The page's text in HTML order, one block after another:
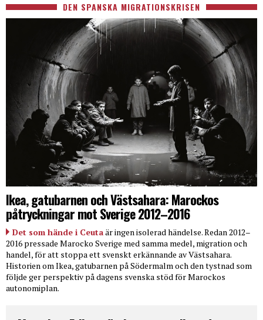
DEN SPANSKA MIGRATIONSKRISEN
Ikea, gatubarnen och Västsahara: Marockos
påtryckningar mot Sverige 2012–2016
Det som hände i Ceutaär ingen isolerad händelse. Redan 2012–
2016 pressade Marocko Sverige med samma medel, migration och
handel, för att stoppa ett svenskt erkännande av Västsahara.
Historien om Ikea, gatubarnen på Södermalm och den tystnad som
följde ger perspektiv på dagens svenska stöd för Marockos
autonomiplan.